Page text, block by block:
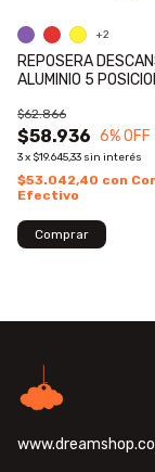
REPOSERA
ALUMINIO 5
$58.936
$62.866
6% OFF
3x $19.645,33 sin interés
$53.042,40 con
Efectivo
+2
Comprar